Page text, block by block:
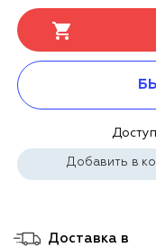
Добавить в
Доставка в